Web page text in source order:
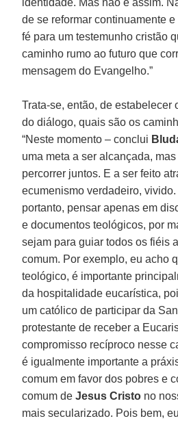
de se reformar continuamente
fé para um testemunho cristão
caminho rumo ao futuro que
mensagem do Evangelho.”
Trata-se, então, de estabelecer
do diálogo, quais são os
“Neste momento – conclui
uma meta a ser alcançada,
percorrer juntos. E a ser feito
ecumenismo verdadeiro,
portanto, pensar apenas em
e documentos teológicos, por
sejam para guiar todos os fiéis
comum. Por exemplo, eu acho
teológico, é importante
da hospitalidade eucarística,
um católico de participar da
protestante de receber a
compromisso recíproco nesse
é igualmente importante a
comum em favor dos pobres e
comum deJesus Cristo no
mais secularizado. Pois bem,